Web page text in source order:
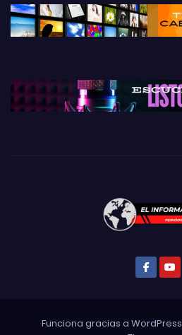
Funciona gracias a WordPress